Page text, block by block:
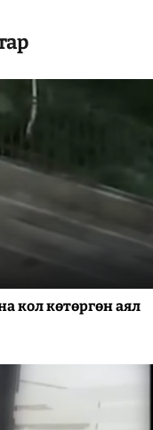
кол көтөргөн аял